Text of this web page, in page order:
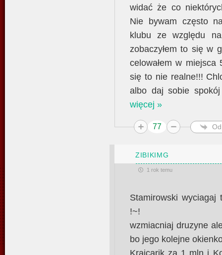
widać że co
Nie bywam często
klubu ze względu
zobaczyłem to się w
celowałem w
się to nie realne!!!
albo daj sobie
więcej »
77
ZIBIKIMG
1 rok temu
Stamirowski wyciagaj
!~!
wzmiacniaj druzyne
bo jego kolejne
Krajcarik za 1 mln i